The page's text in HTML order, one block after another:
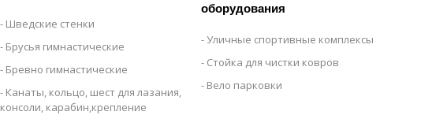
Шведские стенки
Брусья гимнастические
Бревно гимнастические
Канаты, кольцо, шест для лазания,
консоли, карабин,крепление
оборудования
Уличные спортивные комплексы
Стойка для чистки ковров
Вело парковки